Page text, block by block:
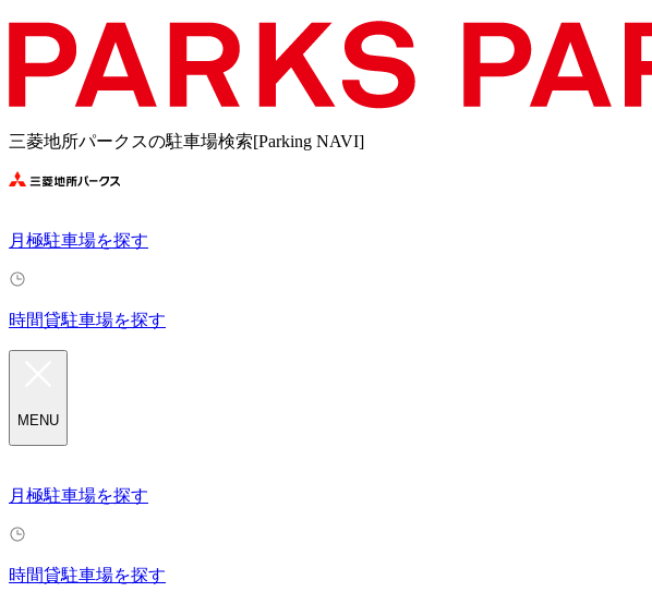
三菱地所パークスの駐車場検索[Parking NAVI]
月極駐車場を探す
時間貸駐車場を探す
MENU
月極駐車場を探す
時間貸駐車場を探す